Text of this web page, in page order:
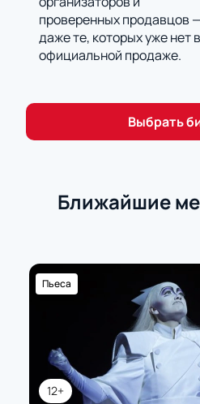
проверенных продавцов
даже те, которых уже нет в
официальной продаже.
Выбрать
Ближайшие
12+
Пьеса